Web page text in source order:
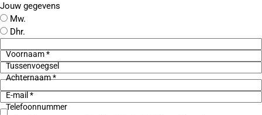
Jouw gegevens
Mw.
Dhr.
Voornaam *
Tussenvoegsel
Achternaam *
E-mail *
Telefoonnummer